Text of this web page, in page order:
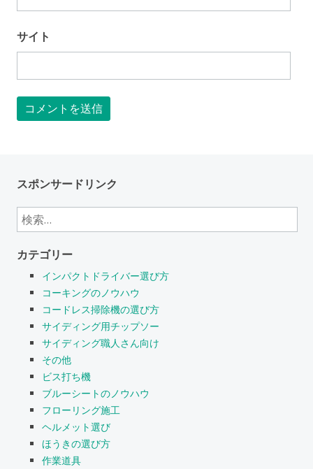
サイト
スポンサードリンク
検
索:
カテゴリー
インパクトドライバー選び方
コーキングのノウハウ
コードレス掃除機の選び方
サイディング用チップソー
サイディング職人さん向け
その他
ビス打ち機
ブルーシートのノウハウ
フローリング施工
ヘルメット選び
ほうきの選び方
作業道具